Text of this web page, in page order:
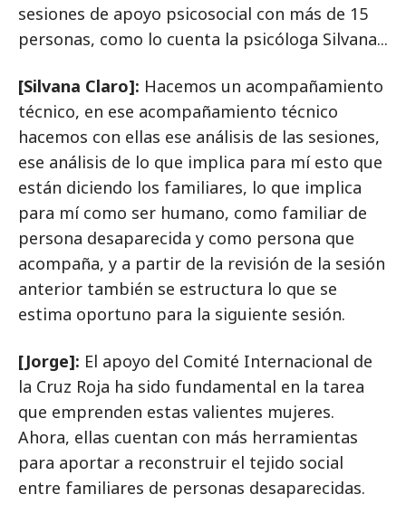
sesiones de apoyo psicosocial con más de 15
personas, como lo cuenta la psicóloga Silvana...
[Silvana Claro]: Hacemos un acompañamiento
técnico, en ese acompañamiento técnico
hacemos con ellas ese análisis de las sesiones,
ese análisis de lo que implica para mí esto que
están diciendo los familiares, lo que implica
para mí como ser humano, como familiar de
persona desaparecida y como persona que
acompaña, y a partir de la revisión de la sesión
anterior también se estructura lo que se
estima oportuno para la siguiente sesión.
[Jorge]: El apoyo del Comité Internacional de
la Cruz Roja ha sido fundamental en la tarea
que emprenden estas valientes mujeres.
Ahora, ellas cuentan con más herramientas
para aportar a reconstruir el tejido social
entre familiares de personas desaparecidas.